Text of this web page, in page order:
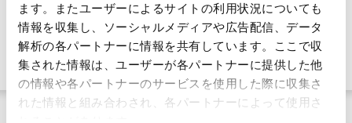
ます。またユーザーによるサイトの利用状況についても
情報を収集し、ソーシャルメディアや広告配信、データ
解析の各パートナーに情報を共有しています。ここで収
集された情報は、ユーザーが各パートナーに提供した他
の情報や各パートナーのサービスを使用した際に収集さ
れた情報と組み合わされ、各パートナーによって使用さ
2026年7月15日
ケミカル事業
#技術力